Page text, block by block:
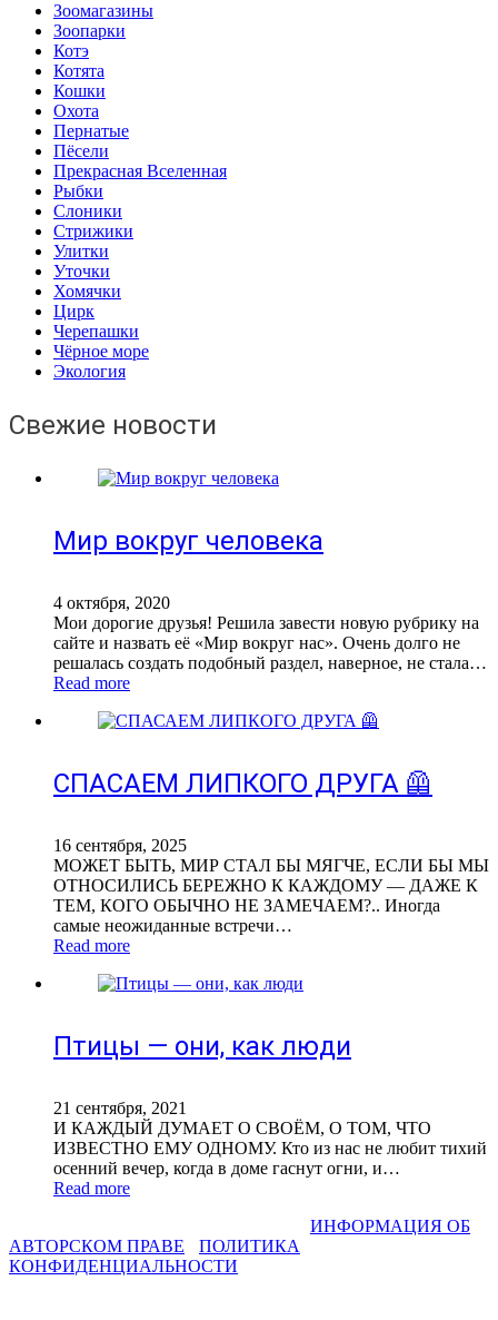
Зоомагазины
Зоопарки
Котэ
Котята
Кошки
Охота
Пернатые
Пёсели
Прекрасная Вселенная
Рыбки
Слоники
Стрижики
Улитки
Уточки
Хомячки
Цирк
Черепашки
Чёрное море
Экология
Свежие новости
Мир вокруг человека
4 октября, 2020
Мои дорогие друзья! Решила завести новую рубрику на
сайте и назвать её «Мир вокруг нас». Очень долго не
решалась создать подобный раздел, наверное, не стала…
Read more
СПАСАЕМ ЛИПКОГО ДРУГА 🦺
16 сентября, 2025
МОЖЕТ БЫТЬ, МИР СТАЛ БЫ МЯГЧЕ, ЕСЛИ БЫ МЫ
ОТНОСИЛИСЬ БЕРЕЖНО К КАЖДОМУ — ДАЖЕ К
ТЕМ, КОГО ОБЫЧНО НЕ ЗАМЕЧАЕМ?.. Иногда
самые неожиданные встречи…
Read more
Птицы — они, как люди
21 сентября, 2021
И КАЖДЫЙ ДУМАЕТ О СВОЁМ, О ТОМ, ЧТО
ИЗВЕСТНО ЕМУ ОДНОМУ. Кто из нас не любит тихий
осенний вечер, когда в доме гаснут огни, и…
Read more
ИНФОРМАЦИЯ ОБ
АВТОРСКОМ ПРАВЕ
ПОЛИТИКА
КОНФИДЕНЦИАЛЬНОСТИ